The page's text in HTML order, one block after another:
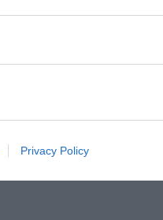
Privacy Policy